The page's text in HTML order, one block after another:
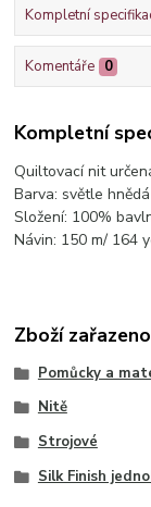
Kompletní
Komentáře 0
Kompletní
Quiltovací nit
Barva: světle hnědá
Složení: 100%
Návin: 150 m/ 164
Zboží
Pomůcky a
Nitě
Strojové
Silk Finish